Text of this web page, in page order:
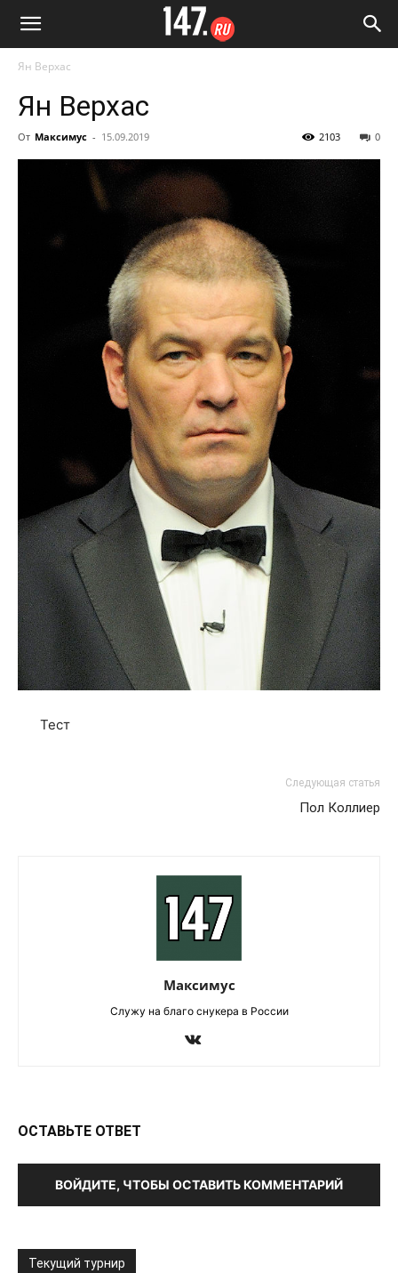
Ян Верхас
Ян Верхас
От Максимус - 15.09.2019 0
2103
Тест
Следующая статья
Пол Коллиер
Максимус
Служу на благо снукера в России
ОСТАВЬТЕ ОТВЕТ
ВОЙДИТЕ, ЧТОБЫ ОСТАВИТЬ КОММЕНТАРИЙ
Текущий турнир